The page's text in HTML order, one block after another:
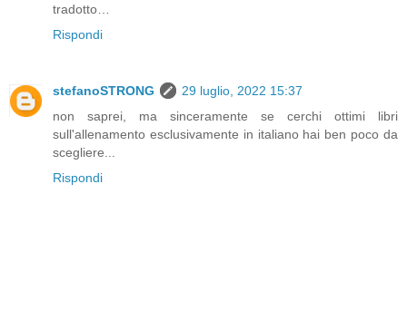
tradotto…
Rispondi
stefanoSTRONG
29 luglio, 2022 15:37
non saprei, ma sinceramente se cerchi ottimi libri
sull'allenamento esclusivamente in italiano hai ben poco da
scegliere...
Rispondi